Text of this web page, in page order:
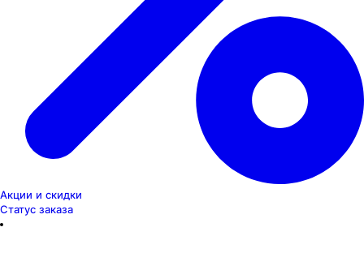
Акции и скидки
Статус заказа